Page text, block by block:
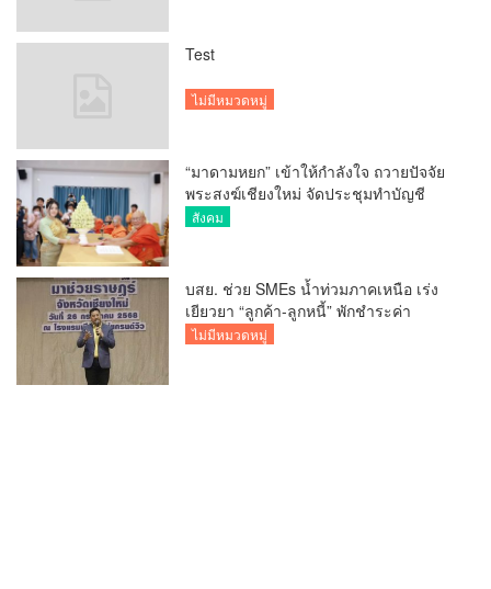
Test
ไม่มีหมวดหมู่
“มาดามหยก” เข้าให้กำลังใจ ถวายปัจจัย
พระสงฆ์เชียงใหม่ จัดประชุมทำบัญชี
รายรับรายจ่ายของวัด กว่า 300 รูป ที่วัด
สังคม
บสย. ช่วย SMEs น้ำท่วมภาคเหนือ เร่ง
เยียวยา “ลูกค้า-ลูกหนี้” พักชำระค่า
ธรรมเนียม-ค่างวด
ไม่มีหมวดหมู่